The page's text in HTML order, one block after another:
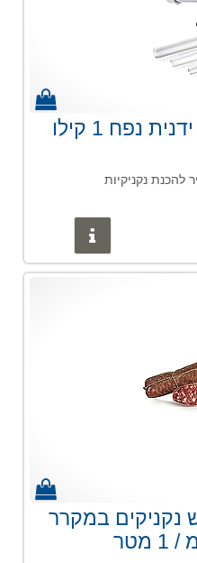
נפח 1 קילו
להכנת נקניקיות
נקניקים במקרר